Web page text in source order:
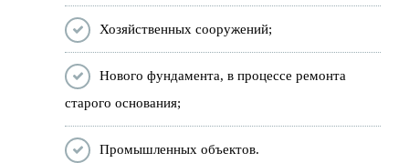
Хозяйственных сооружений;
Нового фундамента, в процессе ремонта
старого основания;
Промышленных объектов.